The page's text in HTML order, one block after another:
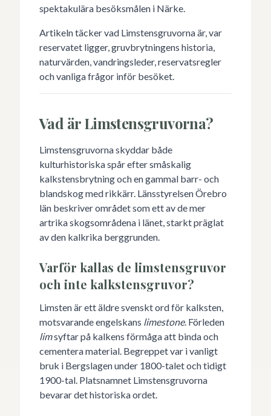
spektakulära besöksmålen i Närke.
Artikeln täcker vad Limstensgruvorna är, var
reservatet ligger, gruvbrytningens historia,
naturvärden, vandringsleder, reservatsregler
och vanliga frågor inför besöket.
Vad är Limstensgruvorna?
Limstensgruvorna skyddar både
kulturhistoriska spår efter småskalig
kalkstensbrytning och en gammal barr- och
blandskog med rikkärr. Länsstyrelsen Örebro
län beskriver området som ett av de mer
artrika skogsområdena i länet, starkt präglat
av den kalkrika berggrunden.
Varför kallas de limstensgruvor
och inte kalkstensgruvor?
Limsten är ett äldre svenskt ord för kalksten,
motsvarande engelskans limestone. Förleden
limsyftar på kalkens förmåga att binda och
cementera material. Begreppet var i vanligt
bruk i Bergslagen under 1800-talet och tidigt
1900-tal. Platsnamnet Limstensgruvorna
bevarar det historiska ordet.